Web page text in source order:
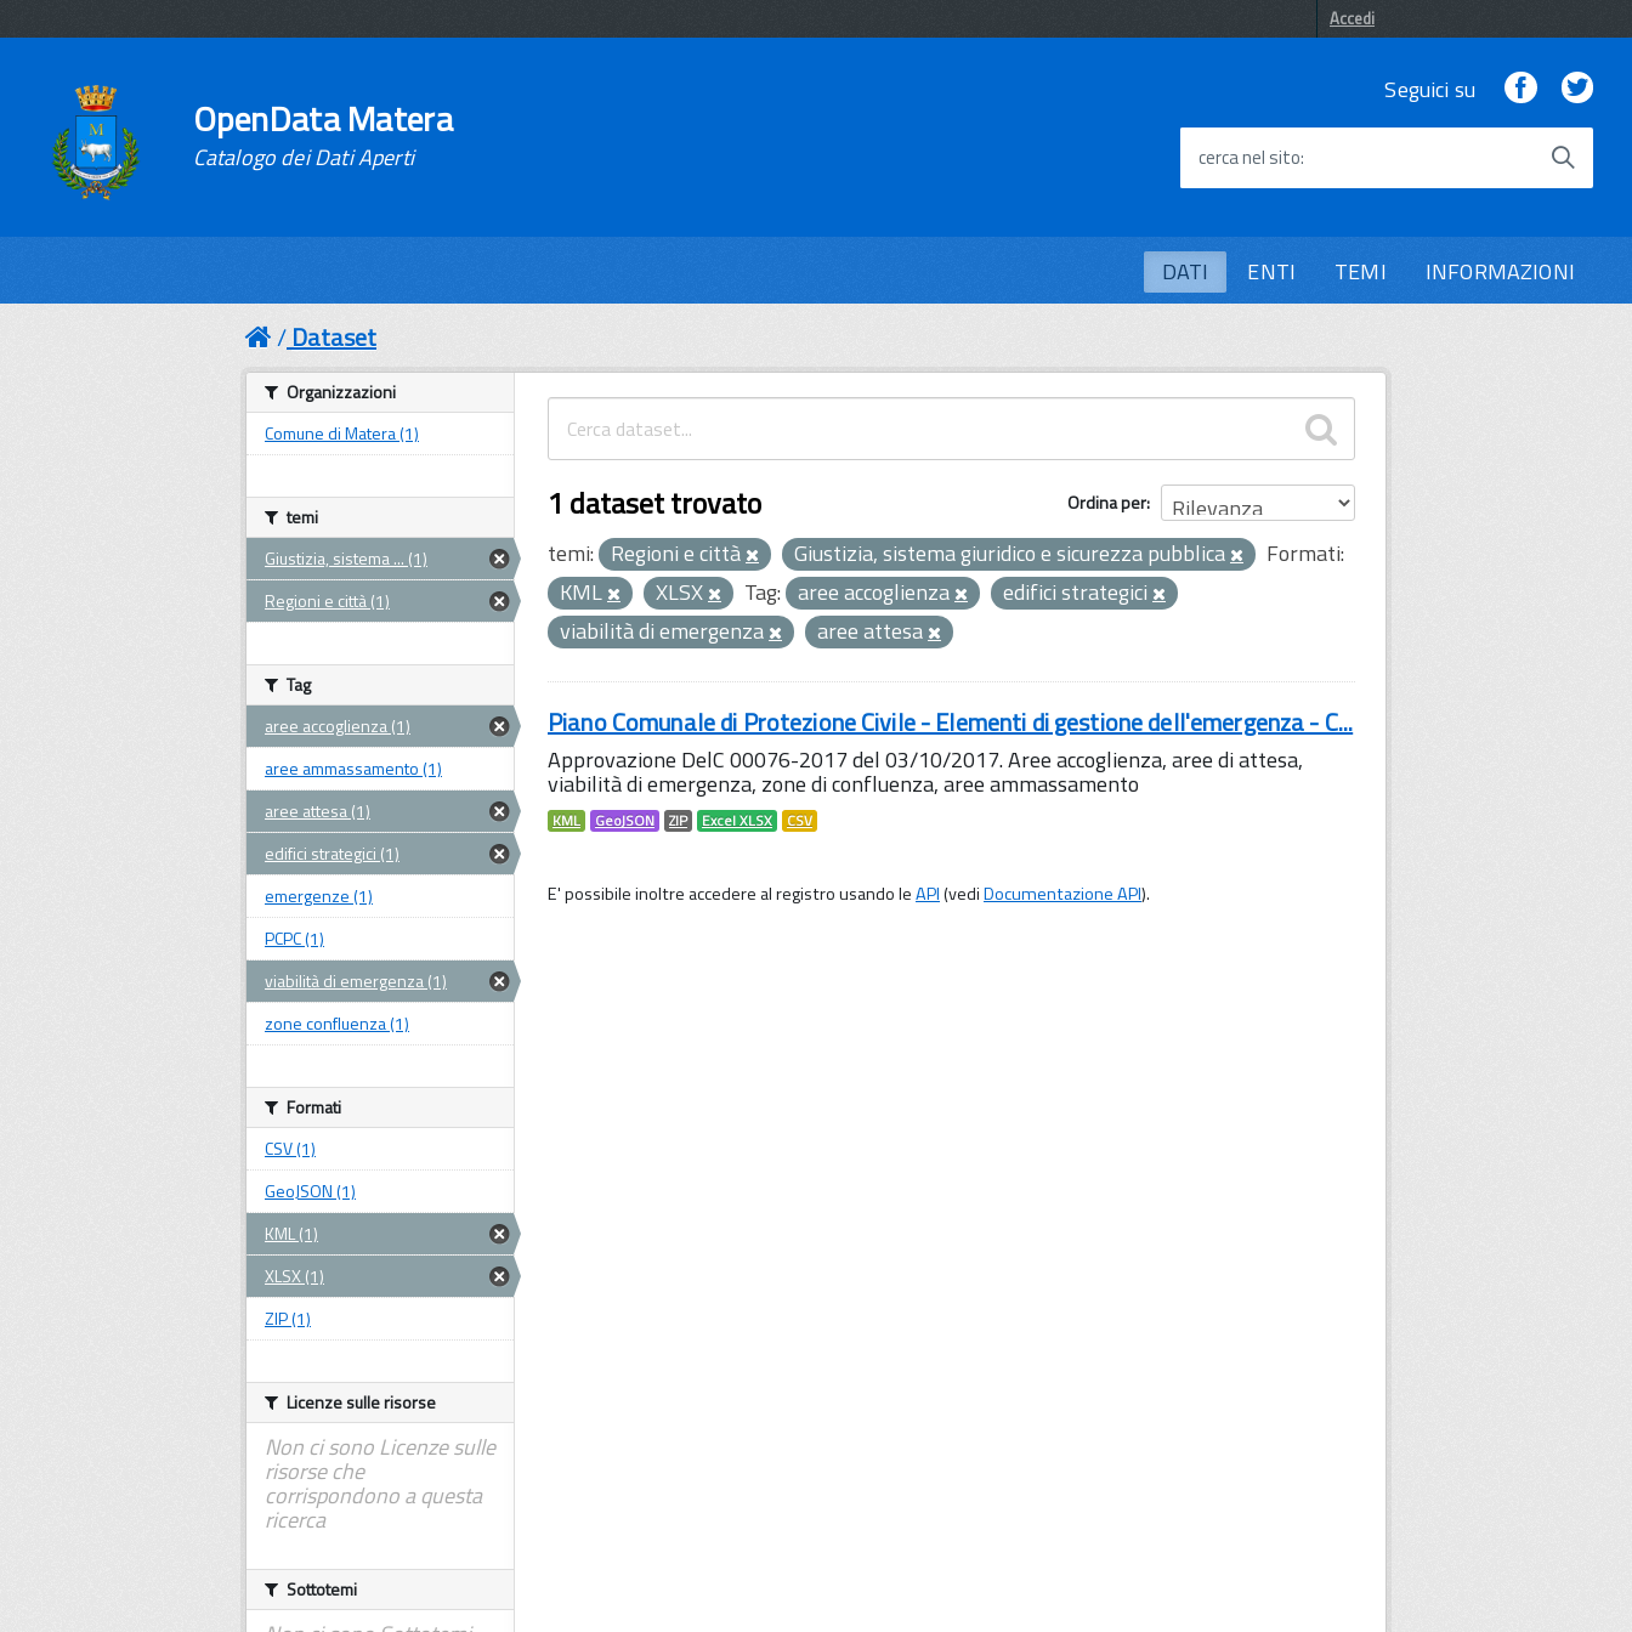
Accedi
OpenData Matera
Catalogo dei Dati Aperti
Seguici su Facebook
cerca nel sito
DATI ENTI TEMI INFORMAZIONI
Dataset
Ordina per
1 dataset trovato
temi: Regioni e città Giustizia, sistema giuridico e sicurezza pubblica
Formati:
KML
XLSX Tag: aree accoglienza
edifici strategici
viabilità di emergenza
aree attesa
Piano Comunale di Protezione Civile - Elementi di gestione dell'emergenza - C...
Approvazione DelC 00076-2017 del 03/10/2017. Aree accoglienza, aree di attesa,
viabilità di emergenza, zone di confluenza, aree ammassamento
KML GeoJSON ZIP Excel XLSX CSV
E' possibile inoltre accedere al registro usando leAPI(vediDocumentazione API).
Organizzazioni
Comune di Matera (1)
temi
Giustizia, sistema ... (1)
Regioni e città (1)
Tag
aree accoglienza (1)
aree ammassamento (1)
aree attesa (1)
edifici strategici (1)
emergenze (1)
PCPC (1)
viabilità di emergenza (1)
zone confluenza (1)
Formati
CSV (1)
GeoJSON (1)
KML (1)
XLSX (1)
ZIP (1)
Licenze sulle risorse
Non ci sono Licenze sulle
risorse che
corrispondono a questa
ricerca
Sottotemi